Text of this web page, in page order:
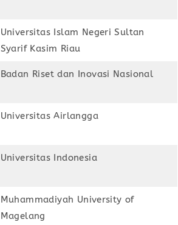
Universitas Islam Negeri Sultan
Syarif Kasim Riau
Badan Riset dan Inovasi Nasional
Universitas Airlangga
Universitas Indonesia
Muhammadiyah University of
Magelang